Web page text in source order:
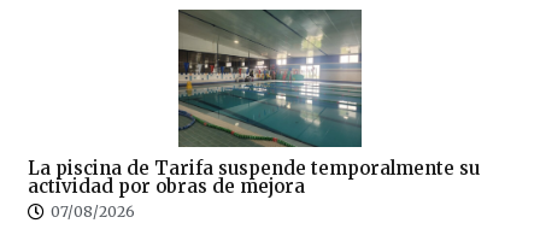
La piscina de Tarifa suspende temporalmente su
actividad por obras de mejora
07/08/2026